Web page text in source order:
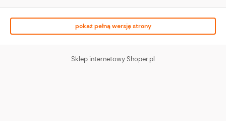
pokaż pełną wersję strony
Sklep internetowy Shoper.pl